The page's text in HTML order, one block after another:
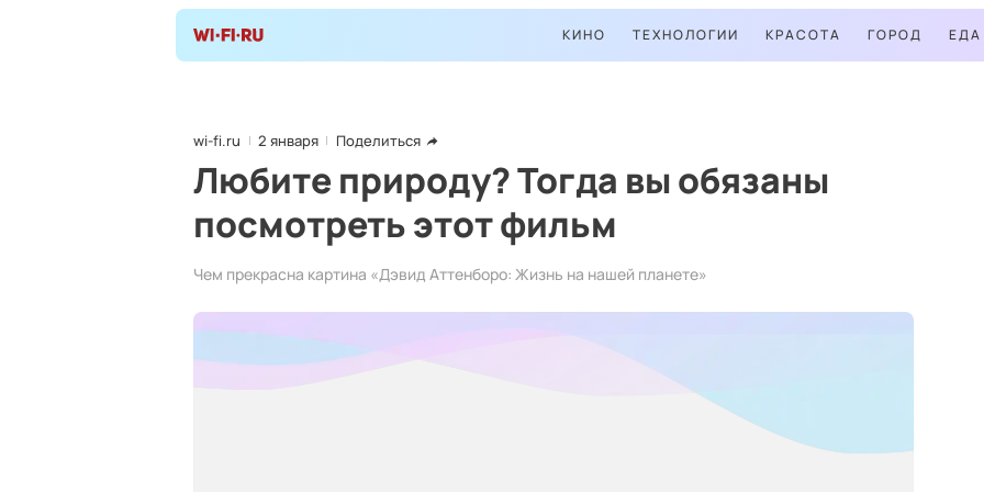
КИНО ТЕХНОЛОГИИ КРАСОТА ГОРОД ЕДА
wi-fi.ru 2 января Поделиться
Любите природу? Тогда вы обязаны
посмотреть этот фильм
Чем прекрасна картина «Дэвид Аттенборо: Жизнь на нашей планете»